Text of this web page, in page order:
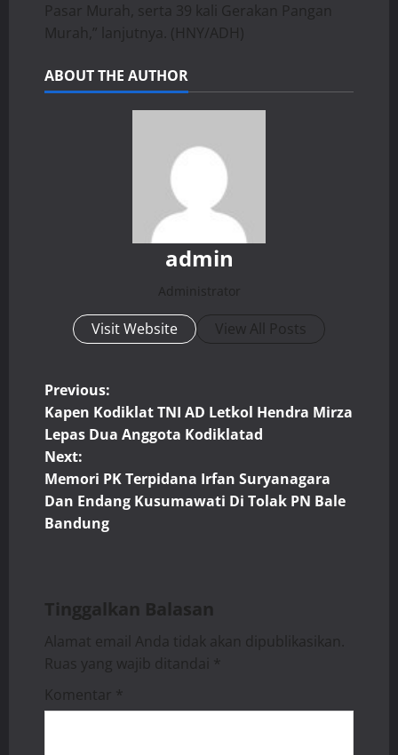
Pasar Murah, serta 39 kali Gerakan Pangan
Murah,” lanjutnya. (HNY/ADH)
ABOUT THE AUTHOR
admin
Administrator
Visit Website View All Posts
P
o
s
t
v
i
g
Previous:
Kapen Kodiklat TNI AD Letkol Hendra Mirza
Lepas Dua Anggota Kodiklatad
Next:
Memori PK Terpidana Irfan Suryanagara
Dan Endang Kusumawati Di Tolak PN Bale
Bandung
Tinggalkan Balasan
Alamat email Anda tidak akan dipublikasikan.
Ruas yang wajib ditandai
*
Komentar *